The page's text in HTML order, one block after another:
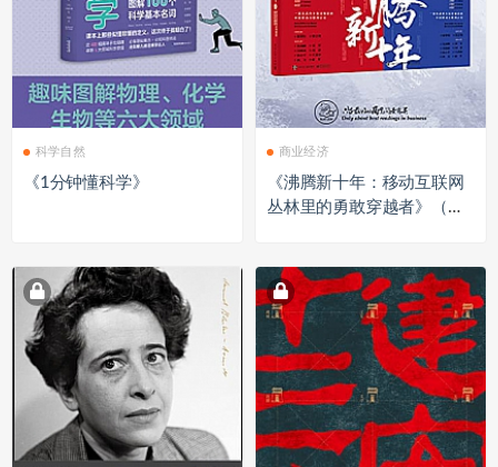
科学自然
《1分钟懂科学》
商业经济
《沸腾新十年：移动互联网
丛林里的勇敢穿越者》（套